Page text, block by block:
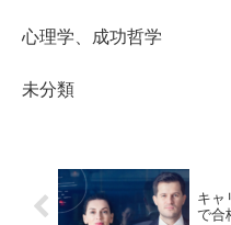
心理学、成功哲学
未分類
キャ
で合